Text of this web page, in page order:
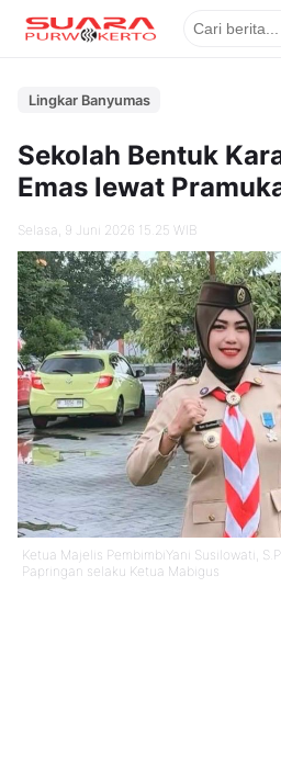
Lingkar Banyumas
Sekolah Bentuk
Emas lewat
Selasa, 9 Juni 2026 15.25 WIB
Ketua Majelis PembimbiYani Susilowati,
Papringan selaku Ketua Mabigus